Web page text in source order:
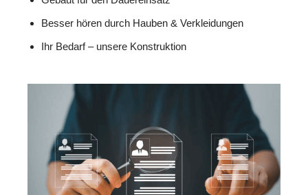
Besser hören durch Hauben & Verkleidungen
Ihr Bedarf – unsere Konstruktion